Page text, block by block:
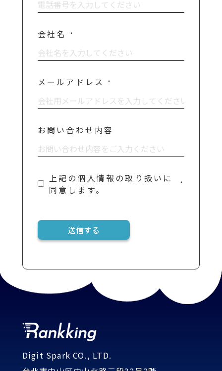
会社名 *
メールアドレス *
お問い合わせ内容
上記の個人情報の取り扱いに
同意します。
*
送信する
Digit Spark CO., LTD.